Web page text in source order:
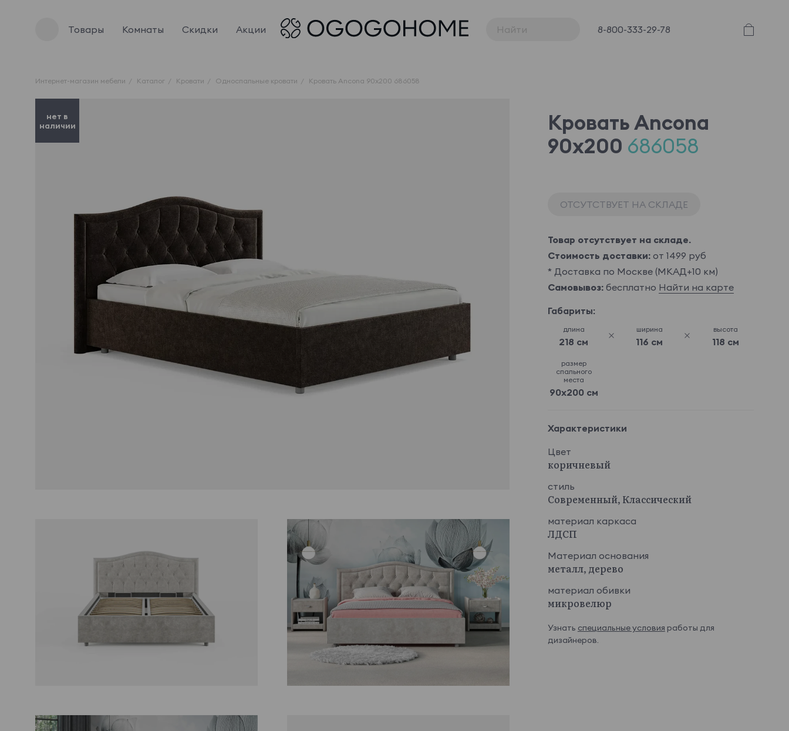
Товары Комнаты Скидки Акции 8-800-333-29-78
Интернет-магазин мебели Каталог Кровати Односпальные кровати Кровать Ancona 90x200 686058
нет в
наличии
Кровать Ancona
90x200 686058
ОТСУТСТВУЕТ НА СКЛАДЕ
Товар отсутствует на складе.
Стоимость доставки:от 1499 руб
* Доставка по Москве (МКАД+10 км)
Самовывоз:бесплатно Найти на карте
Габариты:
длина
218 см
ширина
116 см
высота
118 см
размер
спального
места
90x200 см
Характеристики
Цвет
коричневый
стиль
Современный, Классический
материал каркаса
ЛДСП
Материал основания
металл, дерево
материал обивки
микровелюр
Узнать специальные условия работы для
дизайнеров.